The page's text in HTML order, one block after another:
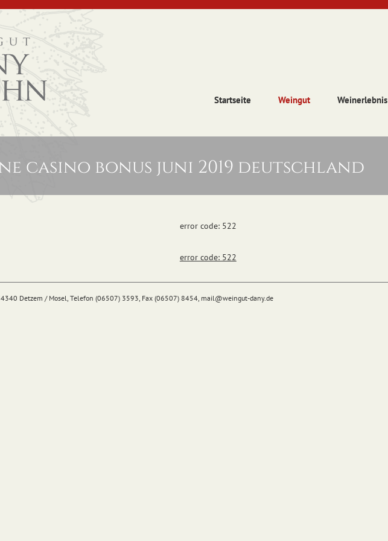
Startseite Weingut Weinerlebnis
casino bonus juni 2019 deutschland
error code: 522
error code: 522
Detzem / Mosel, Telefon (06507) 3593, Fax (06507) 8454, mail@weingut-dany.de